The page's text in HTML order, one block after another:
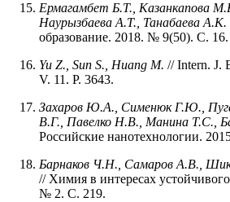
Ермагамбет Б.Т., Казанкапова
Наурызбаева А.Т., Танабаева А.К.
образование. 2018. № 9(50). С. 16.
Yu Z., Sun S., Huang M. // Intern. J.
V. 11. P. 3643.
Захаров Ю.А., Сименюк Г.Ю.,
В.Г., Павелко Н.В., Манина Т.С.,
Российские нанотехнологии.
Барнаков Ч.Н., Самаров А.В.,
// Химия в интересах
№ 2. С. 219.